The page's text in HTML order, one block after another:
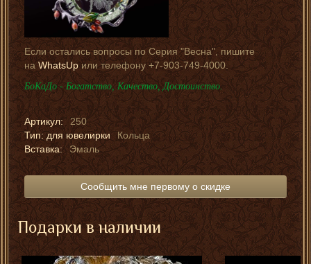
Если остались вопросы по Серия "Весна", пишите
наWhatsUpили телефону +7-903-749-4000.
БоКаДо - Богатство, Качество, Достоинство.
Артикул:
250
Тип: для ювелирки
Кольца
Вставка:
Эмаль
Сообщить мне первому о скидке
Подарки в наличии